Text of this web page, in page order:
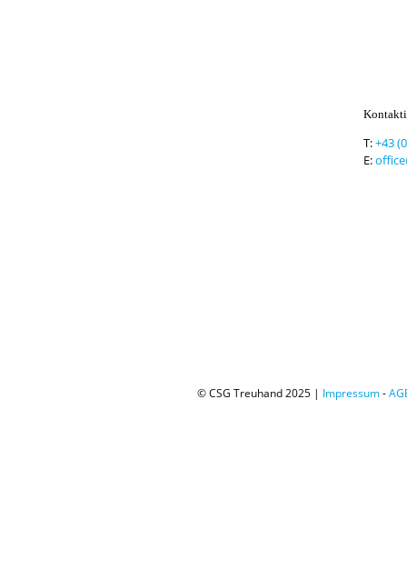
T:+43
E:
© CSG Treuhand 2025 | Impressum-